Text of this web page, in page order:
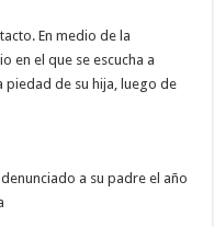
En medio de la
en el que se escucha a
piedad de su hija, luego de
a su padre el año